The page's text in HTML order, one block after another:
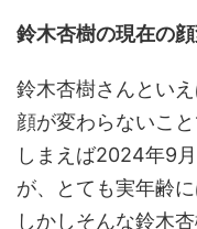
鈴木杏樹の現在の顔
鈴木杏樹さんとい
顔が変わらないこ
しまえば2024年9
が、とても実年齢
しかしそんな鈴木